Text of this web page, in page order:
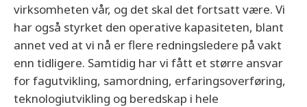
virksomheten vår, og det skal det fortsatt være. Vi
har også styrket den operative kapasiteten, blant
annet ved at vi nå er flere redningsledere på vakt
enn tidligere. Samtidig har vi fått et større ansvar
for fagutvikling, samordning, erfaringsoverføring,
teknologiutvikling og beredskap i hele